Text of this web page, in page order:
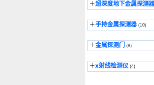
＋超深度地下金属探测器
＋手持金属探测器 (10)
＋金属探测门 (8)
＋x射线检测仪 (4)